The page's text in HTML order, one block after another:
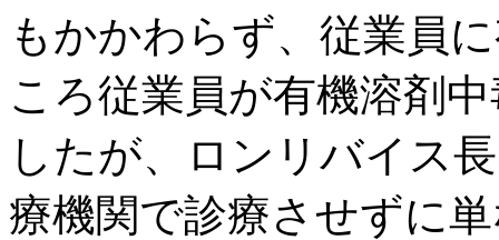
もかかわらず、従業員
ころ従業員が有機溶剤
したが、ロンリバイス
療機関で診療させずに